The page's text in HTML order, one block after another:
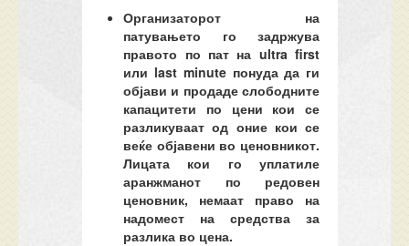
Организаторот на
патувањето го задржува
правото по пат на ultra first
или last minute понуда да ги
објави и продаде слободните
капацитети по цени кои се
разликуваат од оние кои се
веќе објавени во ценовникот.
Лицата кои го уплатиле
аранжманот по редовен
ценовник, немаат право на
надомест на средства за
разлика во цена.